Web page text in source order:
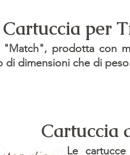
Cartuccia per
prodotta con
dimensioni che di
Cartuccia
Le